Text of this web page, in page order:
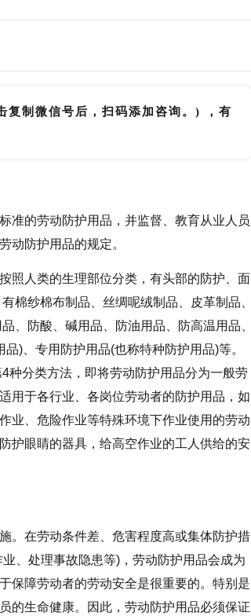
复制微信号后，扫码添加咨询。) ，有
准的劳动防护用品，并监督、教育从业人员
动防护用品的规定。
照人类的生理部位分类，有头部的防护、面
棉纱棉布制品、丝绸呢绒制品、皮革制品、
、防酸、碱用品、防油用品、防高温用品、
)、专用防护用品(也称特种防护用品)等。
种分类方法，即将劳动防护用品分为一般劳
用于各行业、各岗位劳动者的防护用品，如
业、危险作业等特殊环境下作业使用的劳动
护眼睛的器具，给高空作业的工人供给的安
。在劳动条件差、危害程度高或集体防护措
、处理事故隐患等)，劳动防护用品会成为
保障劳动者的劳动安全是很重要的。特别是
的生命健康。因此，劳动防护用品必须保证